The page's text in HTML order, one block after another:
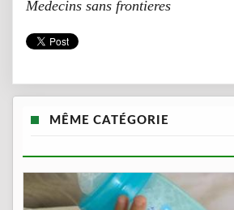
Medecins sans frontieres
MÊME CATÉGORIE